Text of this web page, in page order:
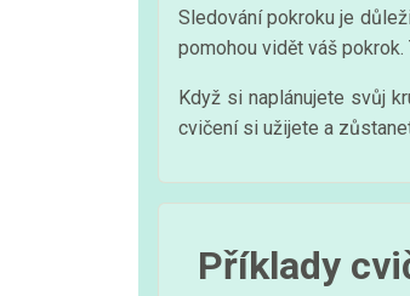
Sledování pokroku je
pomohou vidět váš
Když si naplánujete svůj
cvičení si užijete a
Příklady